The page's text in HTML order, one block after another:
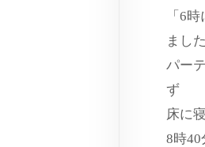
「6
まし
パー
ず
床に
8時